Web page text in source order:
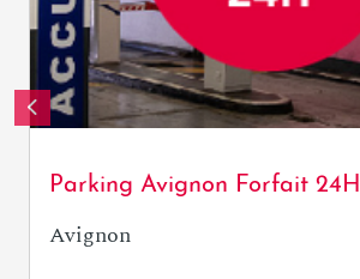
Parking Avignon Forfait 24H
Avignon